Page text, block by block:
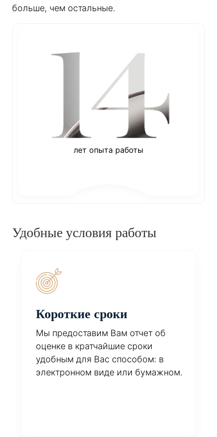
больше, чем остальные.
лет опыта работы
Удобные условия работы
Короткие сроки
Мы предоставим Вам отчет об
оценке в кратчайшие сроки
удобным для Вас способом: в
электронном виде или бумажном.